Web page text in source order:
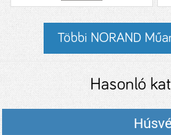
Többi NORAND
Hasonló